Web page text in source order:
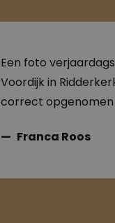
Een foto
Voordijk in
correct
mierzoet, precies
Franca Roos